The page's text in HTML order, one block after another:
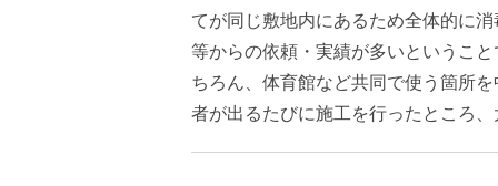
てが同じ敷地内にあるため全体的に
等からの依頼・実績が多いというこ
ちろん、体育館など共同で使う箇所
者が出るたびに施工を行ったところ